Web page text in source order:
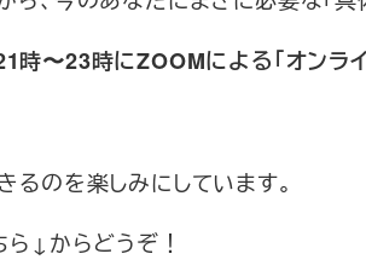
時〜23時にZOOMによる「オンライ
のを楽しみにしています。
↓からどうぞ！